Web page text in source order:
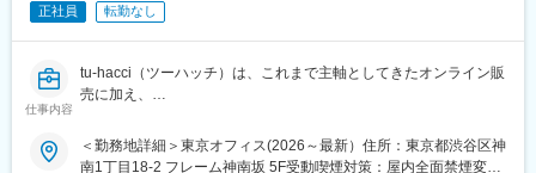
■組織構成
社、広告・制作会社やコンサル系など多様なバックグラウンドを
持つメンバーが在籍
■業務の魅力
国内有数のアセットと先端AI・データ技術を最大限に活用し、大
正社員 転勤なし
仕事内容
tu-hacci（ツーハッチ）は、これまで主軸としてきたオンライン販
売に加え、
ーズに入っています。
＜勤務地詳細＞東京オフィス(2026～最新）住所：東京都渋谷区神
南1丁目18-2 フレーム神南坂 5F受動喫煙対策：屋内全面禁煙変更